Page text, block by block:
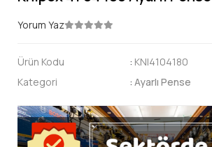
Yorum Yaz
Ürün Kodu : KNI4104180
Kategori
: Ayarlı Pense